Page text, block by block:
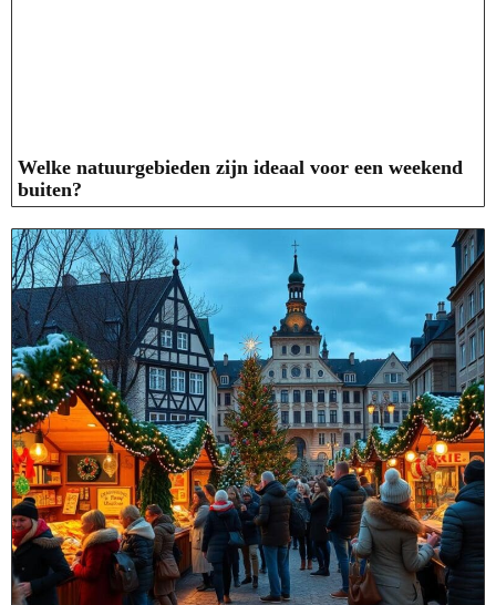
Welke natuurgebieden zijn ideaal voor een weekend
buiten?